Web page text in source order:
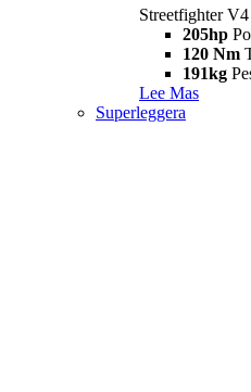
Streetfighter
205hp
120 Nm
191kg
Lee Mas
Superleggera